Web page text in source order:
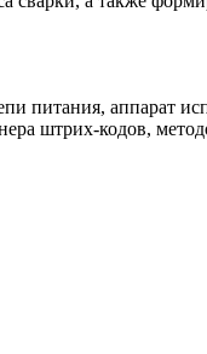
питания, аппарат
штрих-кодов,